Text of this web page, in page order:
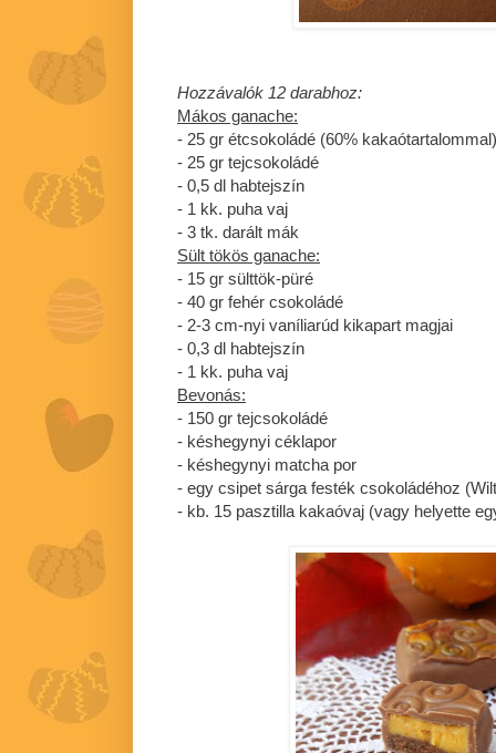
Hozzávalók 12 darabhoz:
Mákos ganache:
- 25 gr étcsokoládé (60% kakaótartalommal)
- 25 gr tejcsokoládé
- 0,5 dl habtejszín
- 1 kk. puha vaj
- 3 tk. darált mák
Sült tökös ganache:
- 15 gr sülttök-püré
- 40 gr fehér csokoládé
- 2-3 cm-nyi vaníliarúd kikapart magjai
- 0,3 dl habtejszín
- 1 kk. puha vaj
Bevonás:
- 150 gr tejcsokoládé
- késhegynyi céklapor
- késhegynyi matcha por
- egy csipet sárga festék csokoládéhoz
- kb. 15 pasztilla kakaóvaj (vagy helyette